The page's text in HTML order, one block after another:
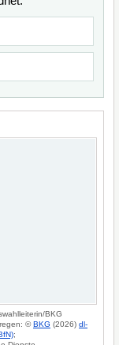
BKG
©BKG (2026) dl-
;